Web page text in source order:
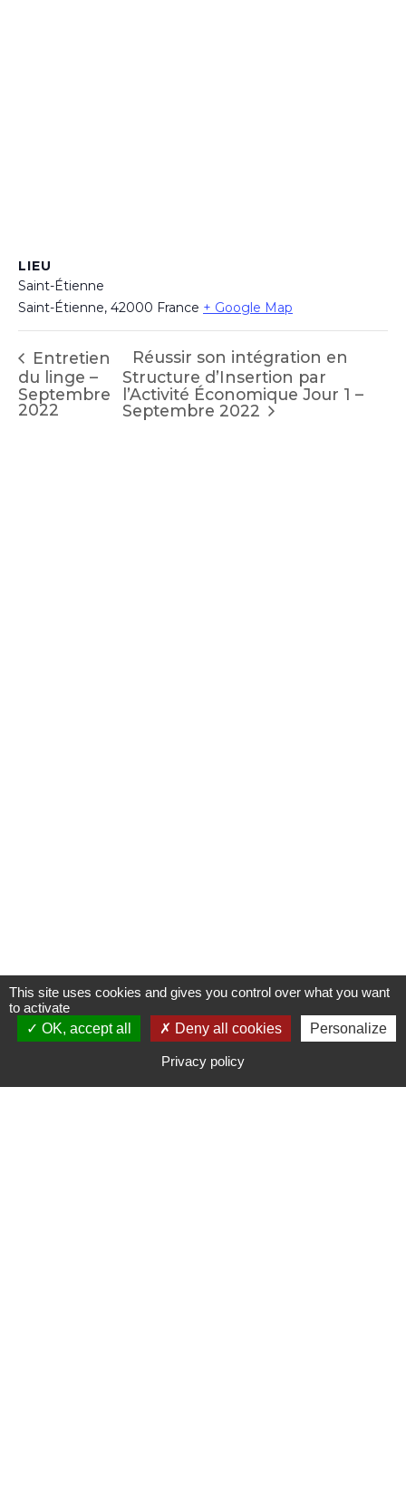
LIEU
Saint-Étienne
Saint-Étienne, 42000 France + Google Map
Entretien
du linge –
Septembre
2022
Réussir son intégration en
Structure d’Insertion par
l’Activité Économique Jour 1 –
Septembre 2022
S'INSCRIRE À UNE FORMATION
This site uses cookies and gives you control over what you want
to activate
OK, accept all
Deny all cookies Personalize
Privacy policy